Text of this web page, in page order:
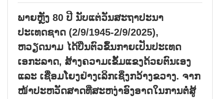
ພາຍຫຼັງ 80 ປີ ນັບແຕ່ວັນສະຖາປະນາ
ປະເທດຊາດ (2/9/1945-2/9/2025),
ຫວຽດນາມ ໄດ້ບືນຕົວຂຶ້ນກາຍເປັນປະເທດ
ເອກະລາດ, ສ້າງຄວາມເຂັ້ມແຂງດ້ວຍຕົນເອງ
ແລະ ເຊື່ອມໂຍງຢ່າງເລິກເຊິ່ງກວ້າງຂວາງ. ຈາກ
ໜ້າປະຫວັດສາດທີ່ສະຫງ່າອົງອາດໃນການຕໍ່ສູ້